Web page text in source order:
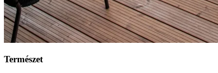
Természet